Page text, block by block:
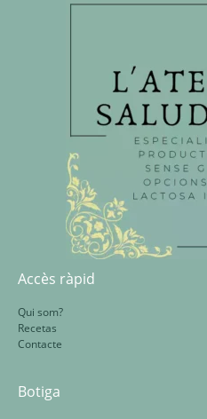
Accès ràpid
Qui som?
Recetas
Contacte
Botiga